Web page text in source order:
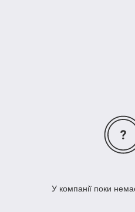
У компанії поки